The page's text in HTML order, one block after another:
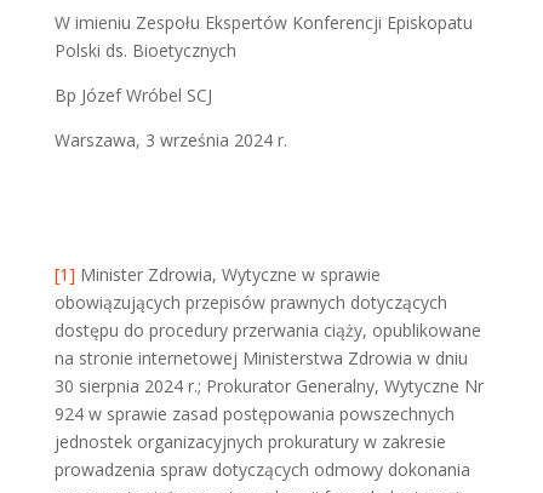
W imieniu Zespołu Ekspertów Konferencji Episkopatu
Polski ds. Bioetycznych
Bp Józef Wróbel SCJ
Warszawa, 3 września 2024 r.
[1] Minister Zdrowia, Wytyczne w sprawie
obowiązujących przepisów prawnych dotyczących
dostępu do procedury przerwania ciąży, opublikowane
na stronie internetowej Ministerstwa Zdrowia w dniu
30 sierpnia 2024 r.; Prokurator Generalny, Wytyczne Nr
924 w sprawie zasad postępowania powszechnych
jednostek organizacyjnych prokuratury w zakresie
prowadzenia spraw dotyczących odmowy dokonania